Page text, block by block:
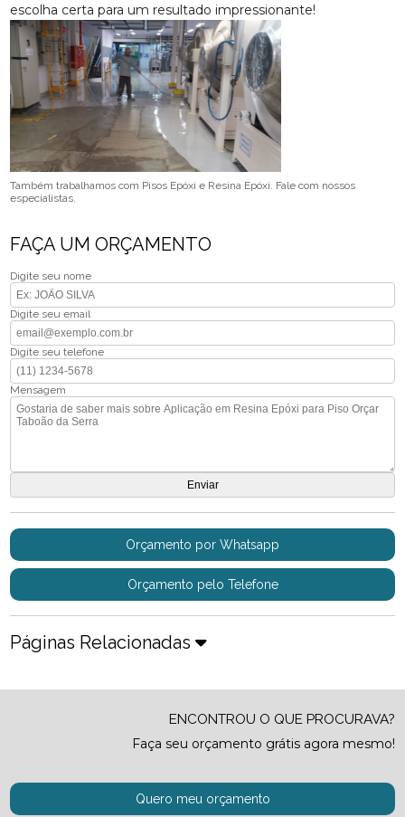
escolha certa para um resultado impressionante!
Também trabalhamos com Pisos Epóxi e Resina Epóxi. Fale com nossos
especialistas.
FAÇA UM ORÇAMENTO
Digite seu nome
Digite seu email
Digite seu telefone
Mensagem
Orçamento por Whatsapp
Orçamento pelo Telefone
Páginas Relacionadas
ENCONTROU O QUE PROCURAVA?
Faça seu orçamento grátis agora mesmo!
Quero meu orçamento